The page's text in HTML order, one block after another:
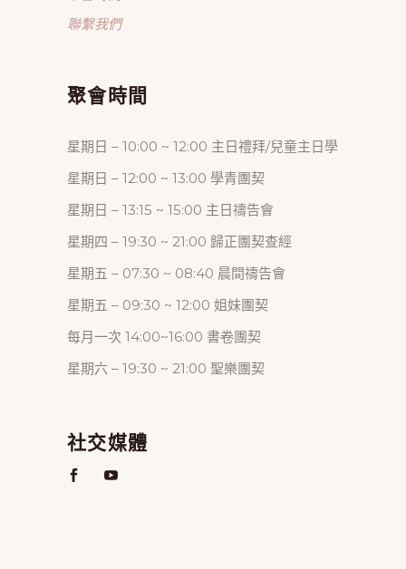
聯繫我們
聚會時間
星期日 – 10:00 ~ 12:00 主日禮拜/兒童主日學
星期日 – 12:00 ~ 13:00 學青團契
星期日 – 13:15 ~ 15:00 主日禱告會
星期四 – 19:30 ~ 21:00 歸正團契查經
星期五 – 07:30 ~ 08:40 晨間禱告會
星期五 – 09:30 ~ 12:00 姐妹團契
每月一次 14:00~16:00 書卷團契
星期六 – 19:30 ~ 21:00 聖樂團契
社交媒體